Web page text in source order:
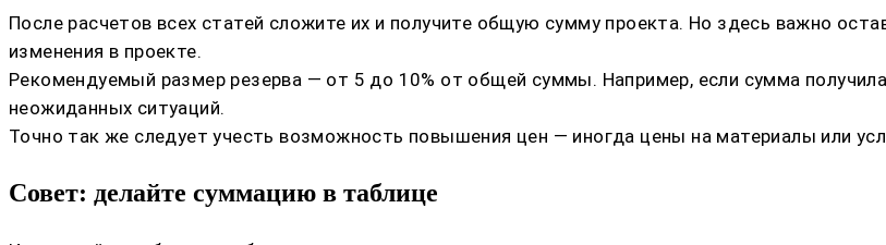
После расчетов всех статей сложите их и получите общую сумму проекта. Но здесь важно
изменения в проекте.
Рекомендуемый размер резерва — от 5 до 10% от общей суммы. Например, если сумма
неожиданных ситуаций.
Точно так же следует учесть возможность повышения цен — иногда цены на материалы или
Совет: делайте суммацию в таблице